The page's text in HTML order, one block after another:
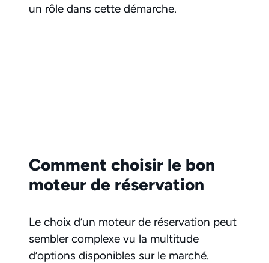
un rôle dans cette démarche.
Comment choisir le bon
moteur de réservation
Le choix d’un moteur de réservation peut
sembler complexe vu la multitude
d’options disponibles sur le marché.